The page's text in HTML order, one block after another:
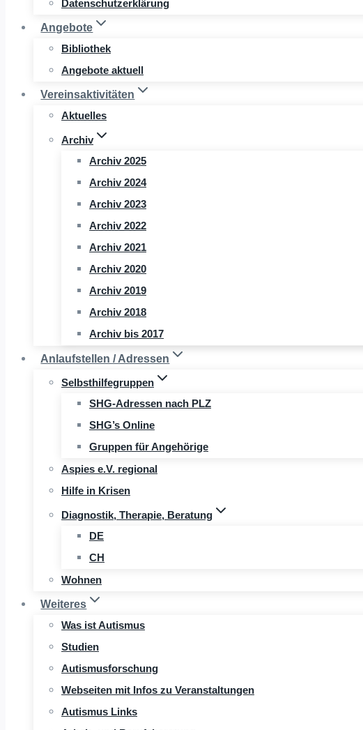
Datenschutzerklärung
Angebote
Bibliothek
Angebote aktuell
Vereinsaktivitäten
Aktuelles
Archiv
Archiv 2025
Archiv 2024
Archiv 2023
Archiv 2022
Archiv 2021
Archiv 2020
Archiv 2019
Archiv 2018
Archiv bis 2017
Anlaufstellen / Adressen
Selbsthilfegruppen
SHG-Adressen nach PLZ
SHG’s Online
Gruppen für Angehörige
Aspies e.V. regional
Hilfe in Krisen
Diagnostik, Therapie, Beratung
DE
CH
Wohnen
Weiteres
Was ist Autismus
Studien
Autismusforschung
Webseiten mit Infos zu Veranstaltungen
Autismus Links